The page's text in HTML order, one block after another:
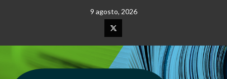
9 agosto, 2026
Elemento
del
menú